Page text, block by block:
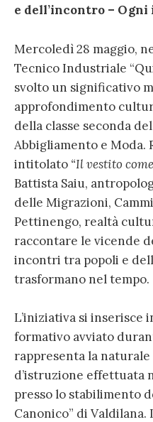
e dell’incontro –
Mercoledì 28 maggio,
Tecnico Industriale
svolto un significativo
approfondimento
della classe seconda
Abbigliamento e Moda.
intitolato “Il vestito
Battista Saiu,
delle Migrazioni,
Pettinengo, realtà
raccontare le vicende
incontri tra popoli e
trasformano nel tempo.
L’iniziativa si inserisce
formativo avviato
rappresenta la
d’istruzione effettuata
presso lo stabilimento
Canonico” di Valdilana.